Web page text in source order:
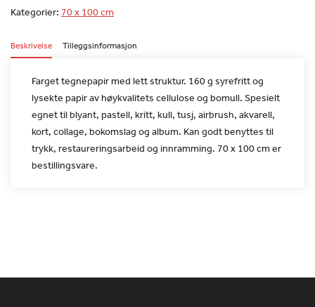
Kategorier: 70 x 100 cm
Beskrivelse Tilleggsinformasjon
Farget tegnepapir med lett struktur. 160 g syrefritt og
lysekte papir av høykvalitets cellulose og bomull. Spesielt
egnet tilblyant, pastell, kritt, kull, tusj, airbrush, akvarell,
kort, collage, bokomslag og album. Kan godt benyttes til
trykk, restaureringsarbeid og innramming. 70 x 100 cm er
bestillingsvare.